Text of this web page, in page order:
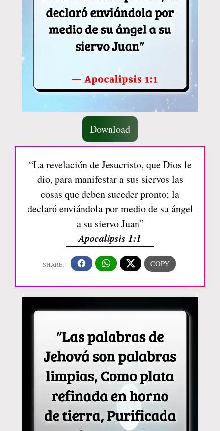
Download
“La revelación de Jesucristo, que Dios le
dio, para manifestar a sus siervos las
cosas que deben suceder pronto; la
declaró enviándola por medio de su ángel
a su siervo Juan”
Apocalipsis 1:1